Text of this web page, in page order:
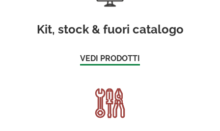
Kit, stock & fuori catalogo
VEDI PRODOTTI